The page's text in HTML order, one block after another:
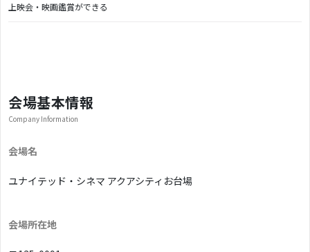
上映会・映画鑑賞ができる
会場基本情報
Company Information
会場名
ユナイテッド・シネマ アクアシティお台場
会場所在地